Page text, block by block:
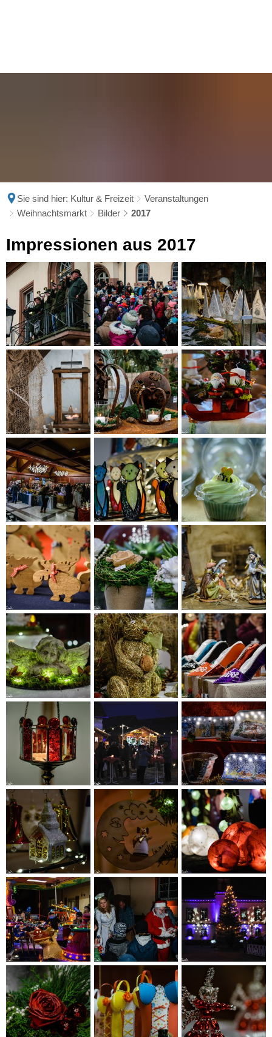
Sie sind hier: Kultur & Freizeit
Veranstaltungen
Weihnachtsmarkt
Bilder 2017
2017
Impressionen aus 2017